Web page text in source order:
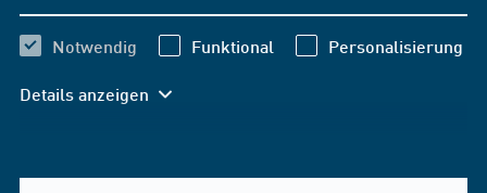
Notwendig Funktional Personalisierung
Details anzeigen